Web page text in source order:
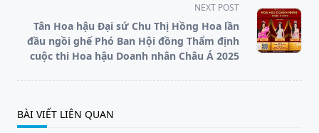
text">Page</span>
NEXT POST
Tân Hoa hậu Đại sứ Chu Thị Hồng Hoa lần
đầu ngồi ghế Phó Ban Hội đồng Thẩm định
cuộc thi Hoa hậu Doanh nhân Châu Á 2025
BÀI VIẾT LIÊN QUAN